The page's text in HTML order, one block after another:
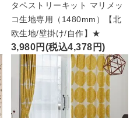
タペストリーキット マリメッ
コ生地専用（1480mm）【北
欧生地/壁掛け/自作】★
3,980円(税込4,378円)